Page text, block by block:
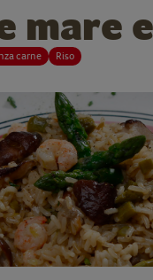
mare
carne Riso